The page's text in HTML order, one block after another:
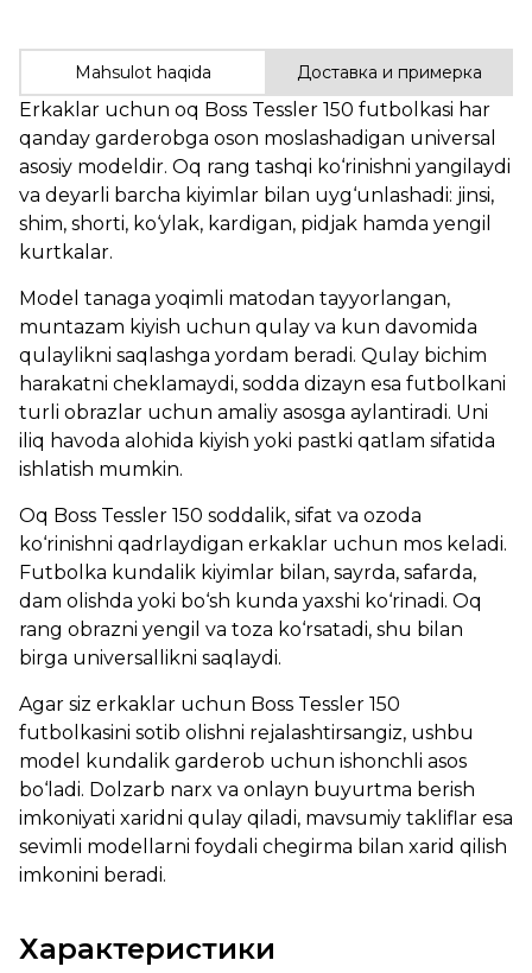
Mahsulot haqida Доставка и примерка
Erkaklar uchun oq Boss Tessler 150 futbolkasi har
qanday garderobga oson moslashadigan universal
asosiy modeldir. Oq rang tashqi ko‘rinishni yangilaydi
va deyarli barcha kiyimlar bilan uyg‘unlashadi: jinsi,
shim, shorti, ko‘ylak, kardigan, pidjak hamda yengil
kurtkalar.
Model tanaga yoqimli matodan tayyorlangan,
muntazam kiyish uchun qulay va kun davomida
qulaylikni saqlashga yordam beradi. Qulay bichim
harakatni cheklamaydi, sodda dizayn esa futbolkani
turli obrazlar uchun amaliy asosga aylantiradi. Uni
iliq havoda alohida kiyish yoki pastki qatlam sifatida
ishlatish mumkin.
Oq Boss Tessler 150 soddalik, sifat va ozoda
ko‘rinishni qadrlaydigan erkaklar uchun mos keladi.
Futbolka kundalik kiyimlar bilan, sayrda, safarda,
dam olishda yoki bo‘sh kunda yaxshi ko‘rinadi. Oq
rang obrazni yengil va toza ko‘rsatadi, shu bilan
birga universallikni saqlaydi.
Agar siz erkaklar uchun Boss Tessler 150
futbolkasini sotib olishni rejalashtirsangiz, ushbu
model kundalik garderob uchun ishonchli asos
bo‘ladi. Dolzarb narx va onlayn buyurtma berish
imkoniyati xaridni qulay qiladi, mavsumiy takliflar esa
sevimli modellarni foydali chegirma bilan xarid qilish
imkonini beradi.
Характеристики